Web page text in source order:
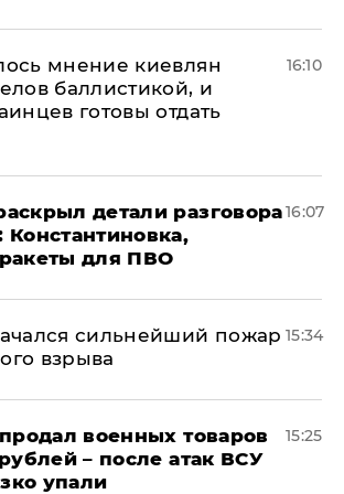
мнение киевлян
баллистикой, и
готовы отдать
16:10
детали разговора
для ПВО
16:07
сильнейший пожар
взрыва
15:34
военных товаров
– после атак ВСУ
упали
15:25